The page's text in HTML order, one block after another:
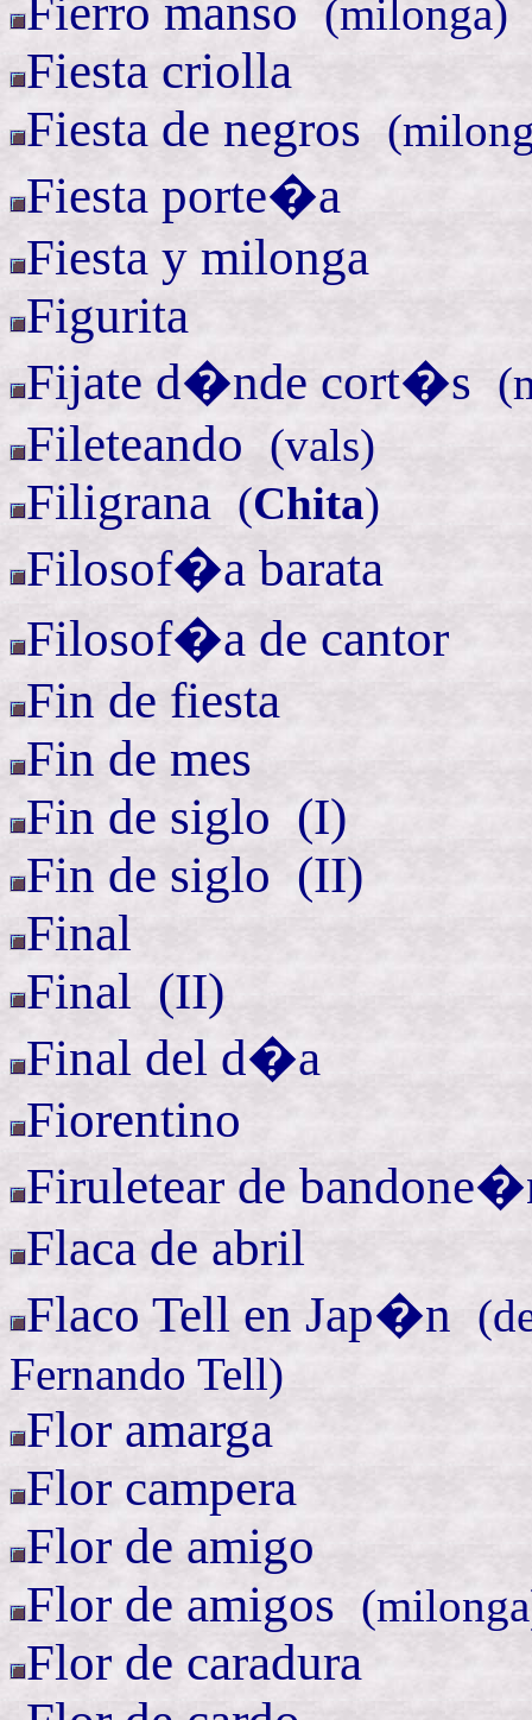
Fierro manso (milonga)
Fiesta criolla
Fiesta de negros (
Fiesta porte�a
Fiesta y milonga
Figurita
Fijate d�nde cort�s (
Fileteando (vals)
Filigrana (Chita)
Filosof�a barata
Filosof�a de cantor
Fin de fiesta
Fin de mes
Fin de siglo (I)
Fin de siglo (II)
Final
Final (II)
Final del d�a
Fiorentino
Firuletear de
Flaca de abril
Flaco Tell en Jap�n (
Fernando Tell)
Flor amarga
Flor campera
Flor de amigo
Flor de amigos (
Flor de caradura